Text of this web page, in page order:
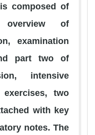
composed of
overview of
examination
part two of
intensive
two
with key
notes. The